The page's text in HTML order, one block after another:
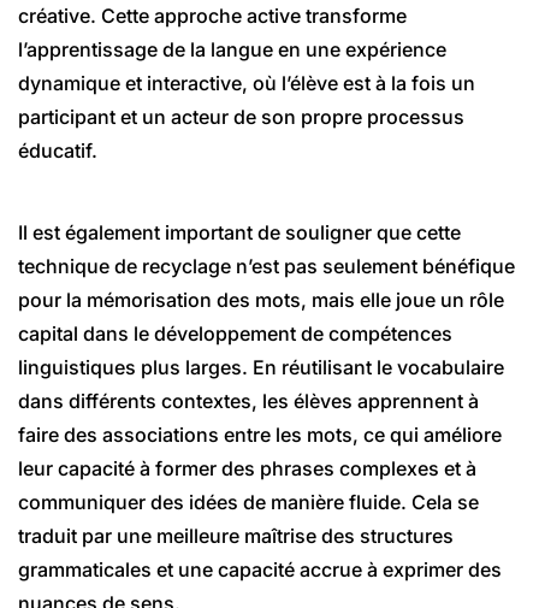
créative. Cette approche active transforme
l’apprentissage de la langue en une expérience
dynamique et interactive, où l’élève est à la fois un
participant et un acteur de son propre processus
éducatif.
Il est également important de souligner que cette
technique de recyclage n’est pas seulement bénéfique
pour la mémorisation des mots, mais elle joue un rôle
capital dans le développement de compétences
linguistiques plus larges. En réutilisant le vocabulaire
dans différents contextes, les élèves apprennent à
faire des associations entre les mots, ce qui améliore
leur capacité à former des phrases complexes et à
communiquer des idées de manière fluide. Cela se
traduit par une meilleure maîtrise des structures
grammaticales et une capacité accrue à exprimer des
nuances de sens.